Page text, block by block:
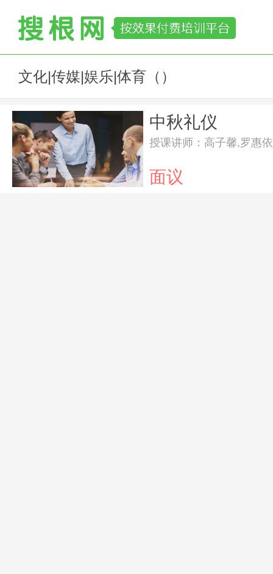
文化|传媒|娱乐|体育（）
中秋礼仪
授课讲师：高子馨,罗惠依
面议